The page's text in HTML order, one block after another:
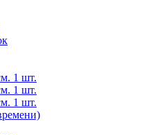
1 шт.
1 шт.
1 шт.